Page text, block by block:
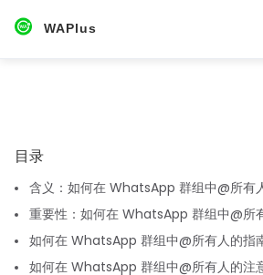
WAPlus
目录‌
含义：如何在 WhatsApp 群组中@所有
重要性：如何在 WhatsApp 群组中@所
如何在 WhatsApp 群组中@所有人的指
如何在 WhatsApp 群组中@所有人的注